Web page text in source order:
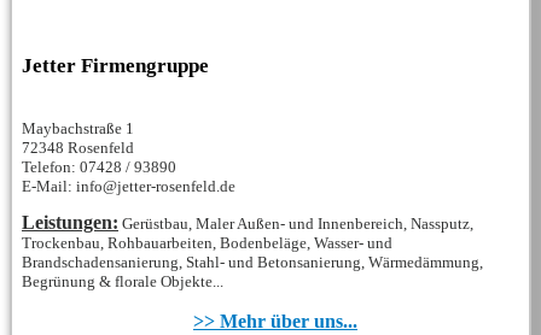
Jetter Firmengruppe
Maybachstraße 1
72348 Rosenfeld
Telefon: 07428 / 93890
E-Mail: info@jetter-rosenfeld.de
Leistungen: Gerüstbau, Maler Außen- und Innenbereich, Nassputz,
Trockenbau, Rohbauarbeiten, Bodenbeläge, Wasser- und
Brandschadensanierung, Stahl- und Betonsanierung, Wärmedämmung,
Begrünung & florale Objekte...
>> Mehr über uns...